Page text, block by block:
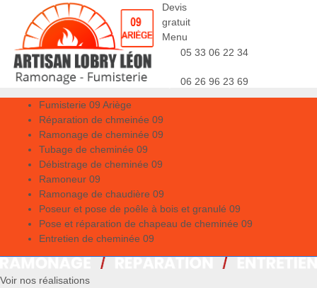
Devis
gratuit
Menu
05 33 06 22 34
06 26 96 23 69
Fumisterie 09 Ariège
Réparation de chmeinée 09
Ramonage de cheminée 09
Tubage de cheminée 09
Débistrage de cheminée 09
Ramoneur 09
Ramonage de chaudière 09
Poseur et pose de poêle à bois et granulé 09
Pose et réparation de chapeau de cheminée 09
Entretien de cheminée 09
Voir nos réalisations